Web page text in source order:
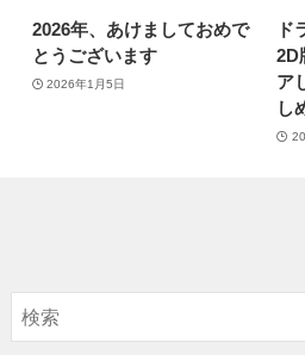
2026年、あけましておめで
とうございます
2026年1月5日
ド
2D
ア
し